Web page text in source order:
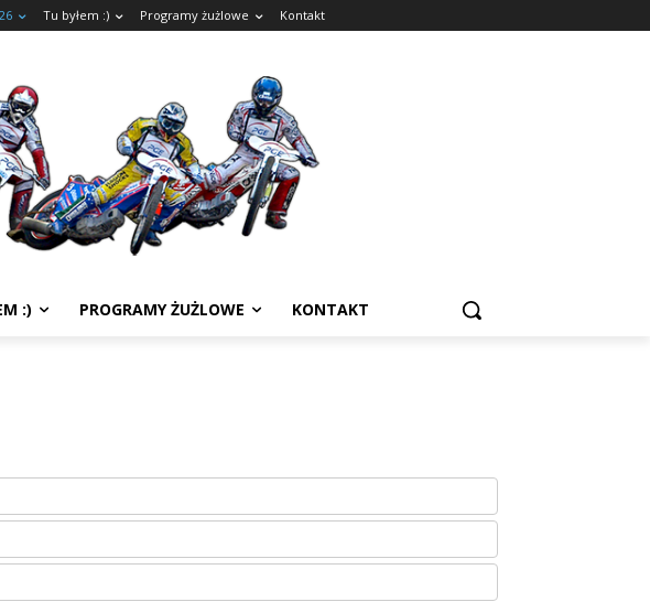
Tu byłem :) Programy żużlowe Kontakt
:) PROGRAMY ŻUŻLOWE KONTAKT